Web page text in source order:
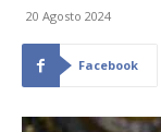
20 Agosto 2024
Facebook